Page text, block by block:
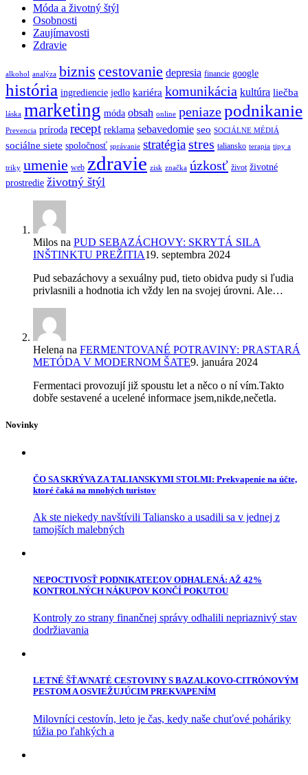
Móda a životný štýl
Osobnosti
Zaujímavosti
Zdravie
alkohol analýza biznis cestovanie depresia financie google
história ingrediencie jedlo kariéra komunikácia kultúra liečba
láska marketing móda obsah online peniazepodnikanie
Prevencia príroda recept reklama sebavedomie seo SOCIÁLNE MÉDIÁ
sociálne siete spoločnosť správanie stratégiastres taliansko terapia tipy a
triky umenie web zdravie zisk značka úzkosť život životné
prostredie životný štýl
Milos na PUD SEBAZÁCHOVY: SKRYTÁ SILA
INŠTINKTU PREŽITIA19. septembra 2024
Pud sebazáchovy a sexuálny pud, tieto obidva pudy si ľudia
privlasnili a hodnotia ich vždy len na svojej úrovni. Ale…
Helena na FERMENTOVANÉ POTRAVINY: PRASTARÁ
METÓDA V MODERNOM ŠATE9. januára 2024
Fermentaci provozují již spoustu let a něco o ní vím.Takto
dobře sestavené a ucelené informace jsem,nikde,nečetla.
Novinky
ČO SA SKRÝVA ZA TALIANSKYMI STOLMI: Prekvapenie na účte,
ktoré čaká na mnohých turistov
Ak ste niekedy navštívili Taliansko a usadili sa v jednej z
tamojších malebných
NEPOCTIVOSŤ PODNIKATEĽOV ODHALENÁ: AŽ 42%
KONTROLNÝCH NÁKUPOV KONČÍ POKUTOU
Kontroly zo strany finančnej správy odhalili nepriaznivý stav
dodržiavania
LETNÉ ŠŤAVNATÉ CESTOVINY S BAZALKOVO-CITRÓNOVÝM
PESTOM A OSVIEŽUJÚCIM PREKVAPENÍM
Milovníci cestovín, leto je čas, kedy naše chuťové poháriky
túžia po ľahkých a